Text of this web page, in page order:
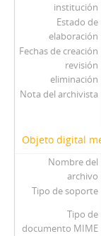
institución
Estado de
elaboración
Fechas de creación
revisión
eliminación
Nota del archivista
Objeto digital
Nombre del
archivo
Tipo de soporte
Tipo de
documento MIME